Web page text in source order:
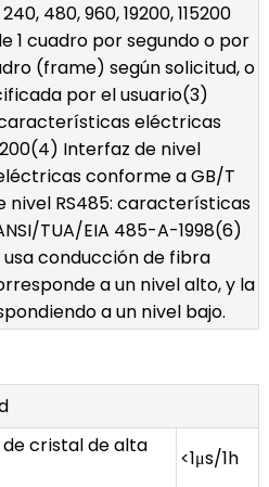
480, 960, 19200, 115200
1 cuadro por segundo o por
(frame) según solicitud, o
por el usuario(3)
características eléctricas
Interfaz de nivel
conforme a GB/T
nivel RS485: características
TUA/EIA 485-A-1998(6)
conducción de fibra
a un nivel alto, y la
a un nivel bajo.
cristal de alta
<1μs/1h